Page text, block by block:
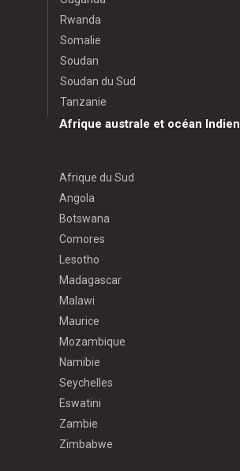
Rwanda
Somalie
Soudan
Soudan du Sud
Tanzanie
Afrique australe et océan Indien
Afrique du Sud
Angola
Botswana
Comores
Lesotho
Madagascar
Malawi
Maurice
Mozambique
Namibie
Seychelles
Eswatini
Zambie
Zimbabwe